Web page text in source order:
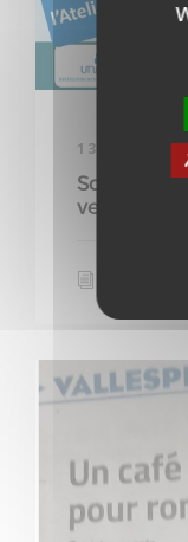
13 MAI 2026
Save the
vendredi